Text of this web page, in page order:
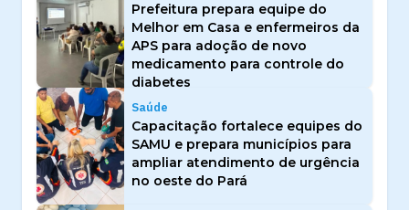
Prefeitura prepara equipe do
Melhor em Casa e enfermeiros da
APS para adoção de novo
medicamento para controle do
diabetes
Saúde
Capacitação fortalece equipes do
SAMU e prepara municípios para
ampliar atendimento de urgência
no oeste do Pará